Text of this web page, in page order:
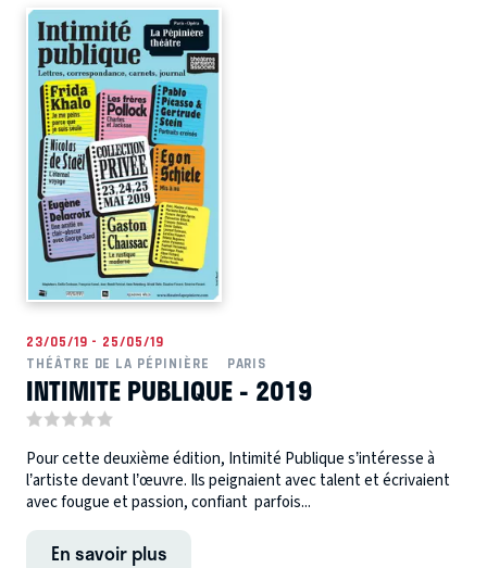
23/05/19 - 25/05/19
THÉÂTRE DE LA PÉPINIÈRE
PARIS
INTIMITE PUBLIQUE - 2019
Pour cette deuxième édition, Intimité Publique s’intéresse à
l’artiste devant l’œuvre. Ils peignaient avec talent et écrivaient
avec fougue et passion, confiant parfois...
En savoir plus